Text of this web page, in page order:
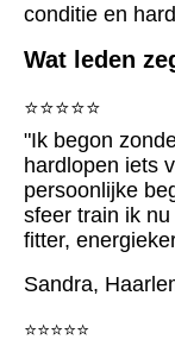
conditie en
Wat leden
⭐⭐⭐⭐⭐
"Ik begon
hardlopen iets
persoonlijke
sfeer train ik
fitter,
Sandra,
⭐⭐⭐⭐⭐